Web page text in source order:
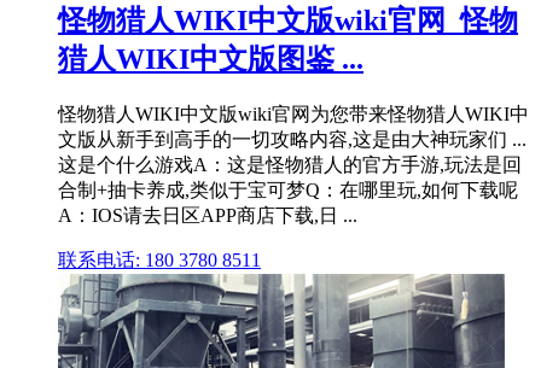
怪物猎人WIKI中文版wiki官网_怪物
猎人WIKI中文版图鉴 ...
怪物猎人WIKI中文版wiki官网为您带来怪物猎人WIKI中
文版从新手到高手的一切攻略内容,这是由大神玩家们 ...
这是个什么游戏A：这是怪物猎人的官方手游,玩法是回
合制+抽卡养成,类似于宝可梦Q：在哪里玩,如何下载呢
A：IOS请去日区APP商店下载,日 ...
联系电话: 180 3780 8511